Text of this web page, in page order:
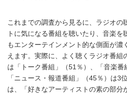
これまでの調査から見るに、ラジオの
トに気になる番組を聴いたり、音楽を
もエンターテインメント的な側面が濃
えます。実際に、よく聴くラジオ番組
は「トーク番組」（51％）、「音楽番
「ニュース・報道番組」（45％）は3
は、「好きなアーティストの素の部分